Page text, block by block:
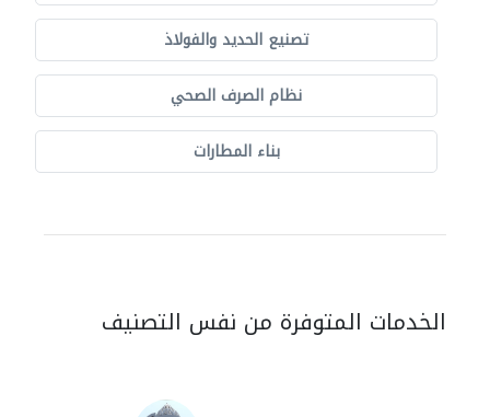
تصنيع الحديد والفولاذ
نظام الصرف الصحي
بناء المطارات
الخدمات المتوفرة من نفس التصنيف